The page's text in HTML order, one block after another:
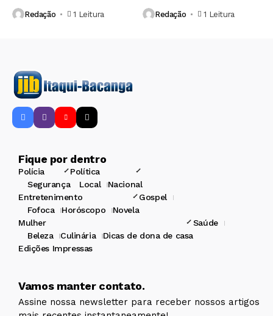
Redação 1 Leitura Redação 1 Leitura
Fique por dentro
Polícia
Segurança
Política
Local
Nacional
Entretenimento
Fofoca
Horóscopo Novela
Gospel
Mulher
Beleza
Culinária Dicas de dona de casa
Saúde
Edições Impressas
Vamos manter contato.
Assine nossa newsletter para receber nossos artigos